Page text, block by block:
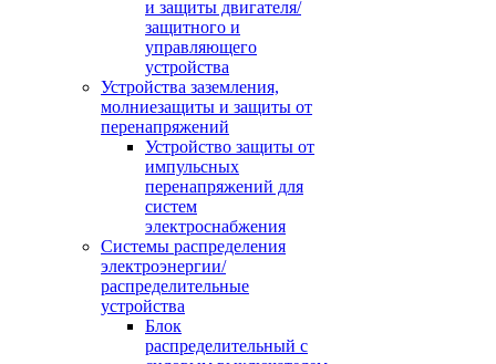
и защиты двигателя/
защитного и
управляющего
устройства
Устройства заземления,
молниезащиты и защиты от
перенапряжений
Устройство защиты от
импульсных
перенапряжений для
систем
электроснабжения
Системы распределения
электроэнергии/
распределительные
устройства
Блок
распределительный с